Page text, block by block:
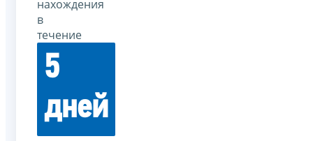
нахождения
в
течение
5
дней